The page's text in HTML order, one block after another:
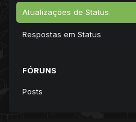
Atualizações de Status
Respostas em Status
FÓRUNS
Posts